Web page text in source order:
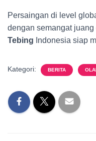
Persaingan di level
dengan semangat
Tebing Indonesia siap
Kategori: BERITA